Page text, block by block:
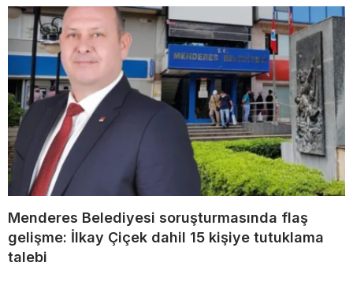
Menderes Belediyesi soruşturmasında flaş
gelişme: İlkay Çiçek dahil 15 kişiye tutuklama
talebi